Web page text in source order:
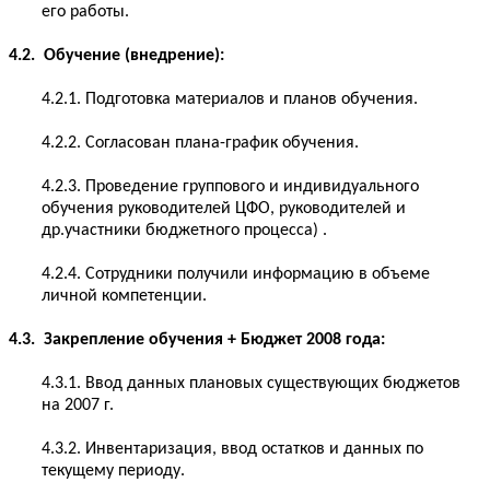
его работы.
4.2. Обучение (внедрение):
4.2.1. Подготовка материалов и планов обучения.
4.2.2. Согласован плана-график обучения.
4.2.3. Проведение группового и индивидуального
обучения руководителей ЦФО, руководителей и
др.участники бюджетного процесса) .
4.2.4. Сотрудники получили информацию в объеме
личной компетенции.
4.3. Закрепление обучения + Бюджет 2008 года:
4.3.1. Ввод данных плановых существующих бюджетов
на 2007 г.
4.3.2. Инвентаризация, ввод остатков и данных по
текущему периоду.